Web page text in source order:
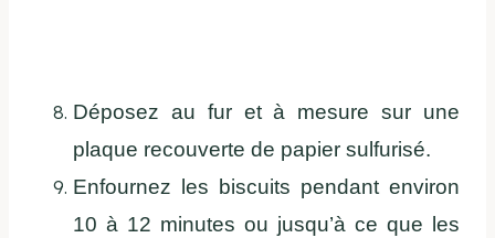
Déposez au fur et à mesure sur une
plaque recouverte de papier sulfurisé.
Enfournez les biscuits pendant environ
10 à 12 minutes ou jusqu’à ce que les